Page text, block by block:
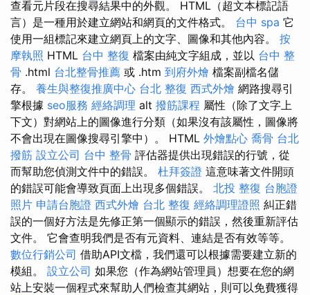
查看元片段在搜尋結果中的外觀。 HTML（超文本標記語
言）是一種用於建立網站和網頁的文件格式。 台中 spa 它
使用一組標記來建立網頁上的文字、圖像和其他內容。 按
摩執照 HTML 台中 整復 檔案由純文字組成，並以 台中 整
骨 .html 台北整骨推薦 或 .htm 到府外燴 檔案副檔名儲
存。 養生與整復推廣中心 台北 整復 西式外燴 網路搜尋引
擎根據 seo服務 經絡調理 alt 撥筋課程 屬性（除了文字上
下文）對網站上的圖像進行分類（如果沒有該屬性，圖像將
不會出現在圖像搜尋引擎中）。 HTML 外燴點心 喬骨 台北
撥筋 設立公司 台中 整骨 評估器提供出現錯誤的行號，從
而幫助您偵測文件中的錯誤。 杜拜簽證 這意味著文件開頭
的錯誤可能會導致頁面上出現多個錯誤。 北投 整復 台胞證
照片 申請台胞證 西式外燴 台北 整復 經絡調理證照 糾正錯
誤的一個好方法是先修正第一個顯示的錯誤，然後重新評估
文件。 它會查明我們是否有元資料、連結是否有效等等。
數位行銷公司 借助API文檔，我們還可以根據需要建立新的
模組。 設立公司 如果您（作為網站管理員）想要在您的網
站上安裝一個程式來幫助人們檢查其網站，則可以免費獲得